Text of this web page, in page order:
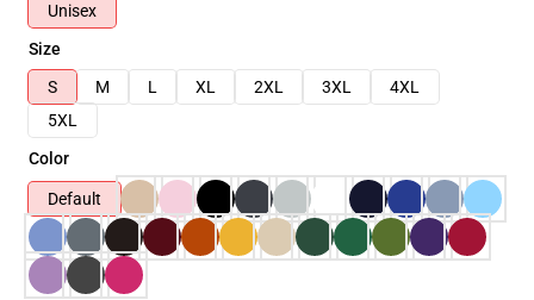
Unisex
Size
S
M L XL 2XL 3XL
4XL
5XL
Color
Default